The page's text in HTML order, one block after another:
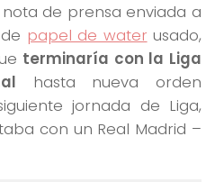
de prensa enviada a
papel de water usado,
terminaría con la Liga
hasta nueva orden
jornada de Liga,
con un Real Madrid –